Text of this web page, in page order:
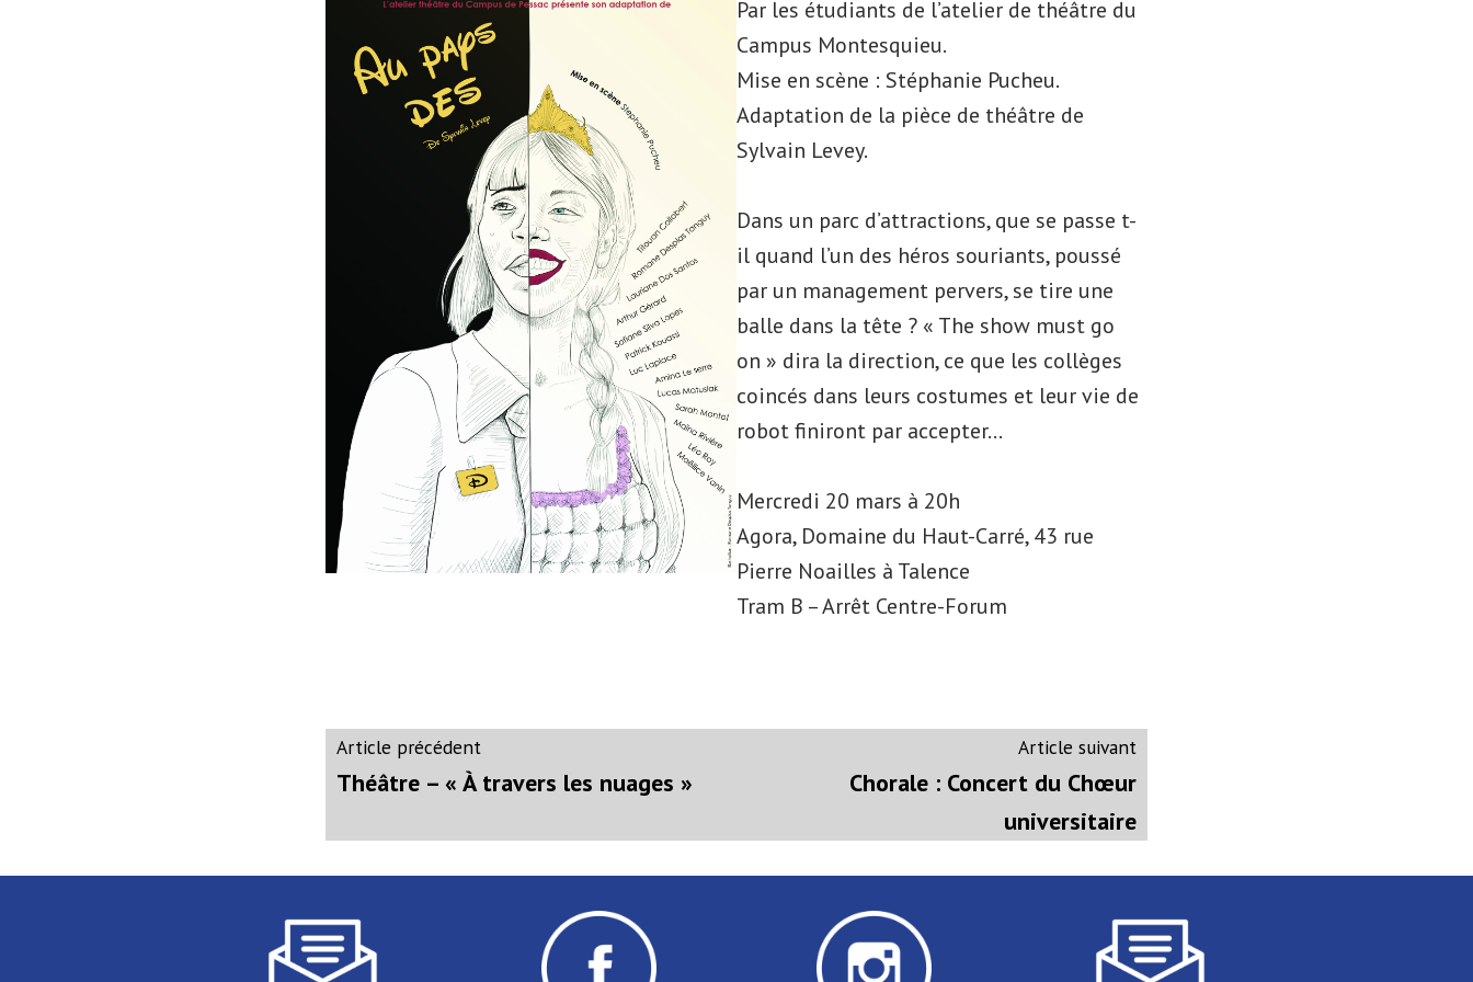
Par les étudiants de l’atelier de théâtre du
Campus Montesquieu.
Mise en scène : Stéphanie Pucheu.
Adaptation de la pièce de théâtre de
Sylvain Levey.
Dans un parc d’attractions, que se passe t-
il quand l’un des héros souriants, poussé
par un management pervers, se tire une
balle dans la tête ? « The show must go
on » dira la direction, ce que les collèges
coincés dans leurs costumes et leur vie de
robot finiront par accepter…
Mercredi 20 mars à 20h
Agora, Domaine du Haut-Carré, 43 rue
Pierre Noailles à Talence
Tram B – Arrêt Centre-Forum
Navigation
de
l’article
Article précédent
précédent :
Théâtre – « À travers les nuages »
Article suivant
suivant
:
Chorale : Concert du Chœur
universitaire